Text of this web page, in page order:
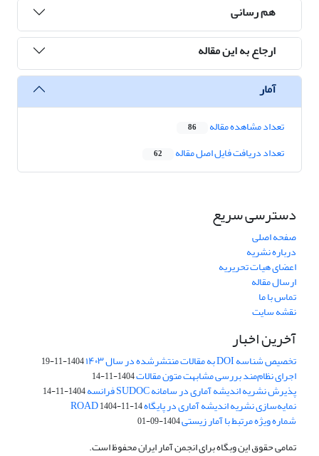
هم رسانی
ارجاع به این مقاله
آمار
تعداد مشاهده مقاله 86
تعداد دریافت فایل اصل مقاله 62
دسترسی سریع
صفحه اصلی
درباره نشریه
اعضای هیات تحریریه
ارسال مقاله
تماس با ما
نقشه سایت
آخرین اخبار
تخصیص شناسه DOI به مقالات منتشرشده در سال ۱۴۰۳ 1404-11-19
اجرای نظام‌مند بررسی مشابهت متون مقالات1404-11-14
پذیرش نشریه اندیشه آماری در سامانه SUDOC فرانسه 1404-11-14
نمایه‌سازی نشریه اندیشه آماری در پایگاه ROAD1404-11-14
شماره ویژه مرتبط با آمار زیستی1404-09-01
تمامی حقوق این وبگاه برای انجمن آمار ایران محفوظ است.